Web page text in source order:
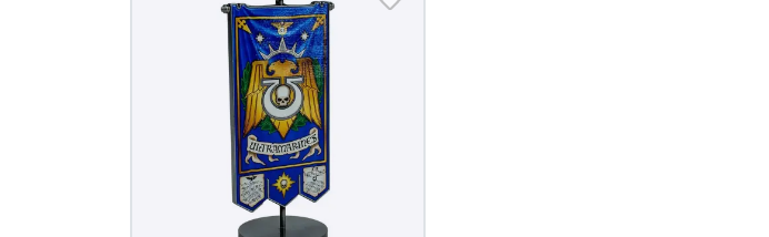
Zoradiť podľa série
Zoradiť podľa filmov
Zoradiť podľa karikatúry
Zoradiť podľa Anime